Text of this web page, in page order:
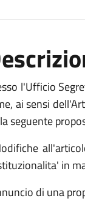
l'Ufficio
ai sensi
seguente
in
di una